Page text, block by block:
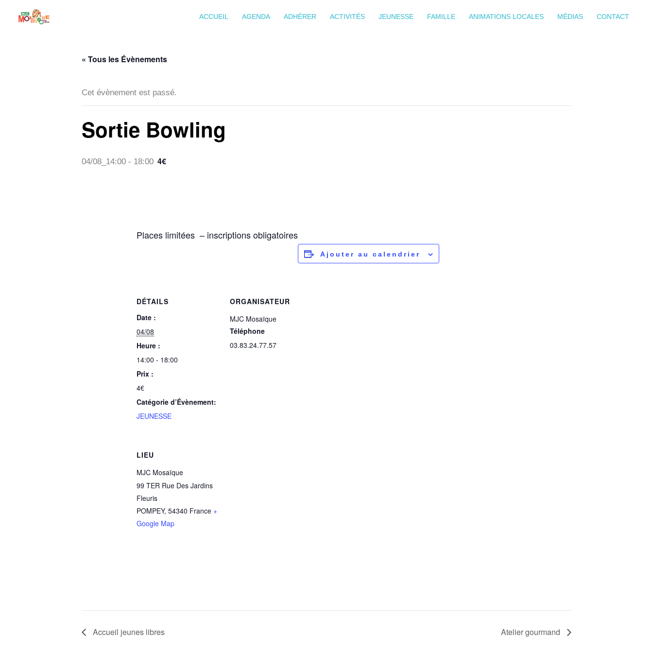
ACCUEIL AGENDA ADHÉRER ACTIVITÉS JEUNESSE FAMILLE ANIMATIONS LOCALES MÉDIAS CONTACT
« Tous les Évènements
Cet évènement est passé.
Sortie Bowling
04/08_14:00 - 18:00 4€
Places limitées – inscriptions obligatoires
Ajouter au calendrier
DÉTAILS
Date :
04/08
Heure :
14:00 - 18:00
Prix :
4€
Catégorie d’Évènement:
JEUNESSE
ORGANISATEUR
MJC Mosaïque
Téléphone
03.83.24.77.57
LIEU
MJC Mosaïque
99 TER Rue Des Jardins
Fleuris
POMPEY, 54340 France +
Google Map
Accueil jeunes libres Atelier gourmand